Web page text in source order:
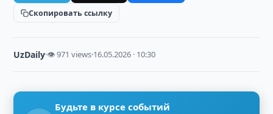
Скопировать ссылку
UzDaily·👁 971 views·16.05.2026 · 10:30
Будьте в курсе событий